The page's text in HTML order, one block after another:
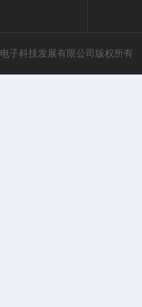
子科技发展有限公司版权所有